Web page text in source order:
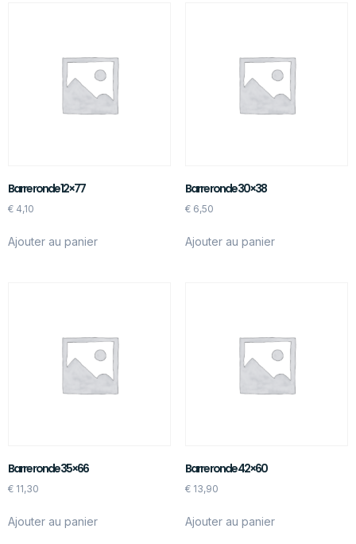
Barre ronde 12×77
€ 4,10
Ajouter au panier
Barre ronde 30×38
€6,50
Ajouter au panier
Barre ronde 35×66
€ 11,30
Ajouter au panier
Barre ronde 42×60
€13,90
Ajouter au panier